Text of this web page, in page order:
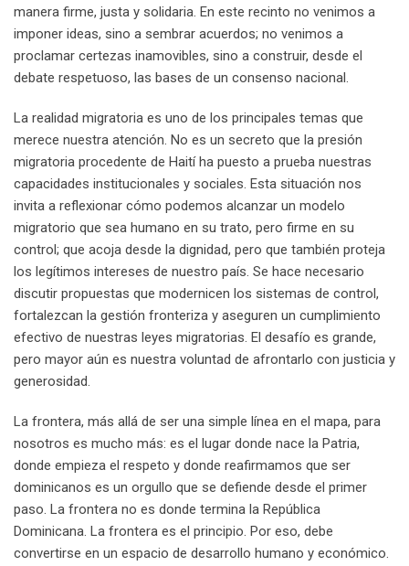
manera firme, justa y solidaria. En este recinto no venimos a
imponer ideas, sino a sembrar acuerdos; no venimos a
proclamar certezas inamovibles, sino a construir, desde el
debate respetuoso, las bases de un consenso nacional.
La realidad migratoria es uno de los principales temas que
merece nuestra atención. No es un secreto que la presión
migratoria procedente de Haití ha puesto a prueba nuestras
capacidades institucionales y sociales. Esta situación nos
invita a reflexionar cómo podemos alcanzar un modelo
migratorio que sea humano en su trato, pero firme en su
control; que acoja desde la dignidad, pero que también proteja
los legítimos intereses de nuestro país. Se hace necesario
discutir propuestas que modernicen los sistemas de control,
fortalezcan la gestión fronteriza y aseguren un cumplimiento
efectivo de nuestras leyes migratorias. El desafío es grande,
pero mayor aún es nuestra voluntad de afrontarlo con justicia y
generosidad.
La frontera, más allá de ser una simple línea en el mapa, para
nosotros es mucho más: es el lugar donde nace la Patria,
donde empieza el respeto y donde reafirmamos que ser
dominicanos es un orgullo que se defiende desde el primer
paso. La frontera no es donde termina la República
Dominicana. La frontera es el principio. Por eso, debe
convertirse en un espacio de desarrollo humano y económico.